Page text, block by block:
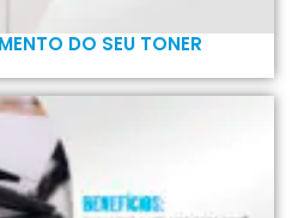
DO SEU TONER